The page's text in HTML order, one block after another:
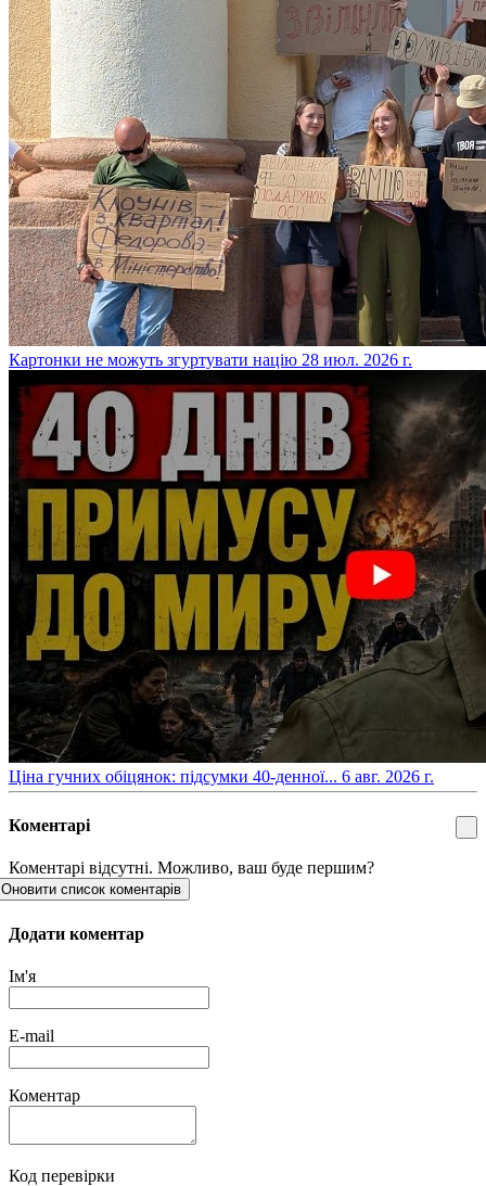
​Картонки не можуть згуртувати націю 28 июл. 2026 г.
​Ціна гучних обіцянок: підсумки 40-денної... 6 авг. 2026 г.
Коментарі
Коментарі відсутні. Можливо, ваш буде першим?
Оновити список коментарів
Додати коментар
Ім'я
E-mail
Коментар
Код перевірки